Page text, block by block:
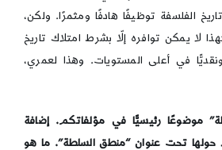
الفلسفة توظيفًا هادفًا ومثمرًا. ولكن،
لا يمكن توافره إلّا بشرط امتلاك تاريخ
ونقديًّا في أعلى المستويات. وهذا لعمري،
موضوعًا رئيسيًّا في مؤلفاتكم. إضافة
حولها تحت عنوان “منطق السلطة”. ما هو